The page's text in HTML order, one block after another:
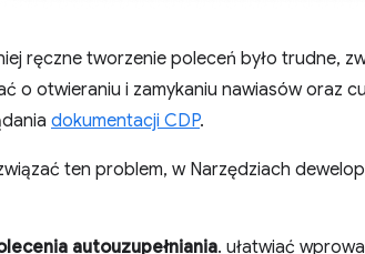
ręczne tworzenie poleceń było trudne,
o otwieraniu i zamykaniu nawiasów oraz
dokumentacji CDP.
ten problem, w Narzędziach
autouzupełniania. ułatwiać